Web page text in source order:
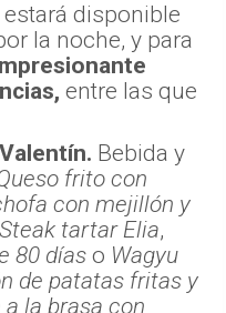
estará disponible
la noche, y para
entre las que
Bebida y
frito con
con mejillón y
Steak tartar Elia,
80 días o Wagyu
de patatas fritas y
a la brasa con